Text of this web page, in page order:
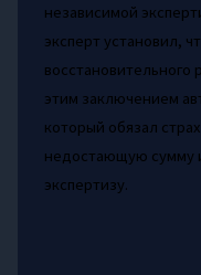
независимой
эксперт установил,
восстановительного
этим заключением
который обязал
недостающую сумму
экспертизу.